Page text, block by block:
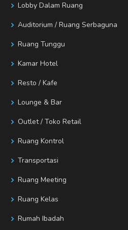
Lobby Dalam Ruang
Auditorium / Ruang Serbaguna
Ruang Tunggu
Kamar Hotel
Resto / Kafe
Lounge & Bar
Outlet / Toko Retail
Ruang Kontrol
Transportasi
Ruang Meeting
Ruang Kelas
Rumah Ibadah